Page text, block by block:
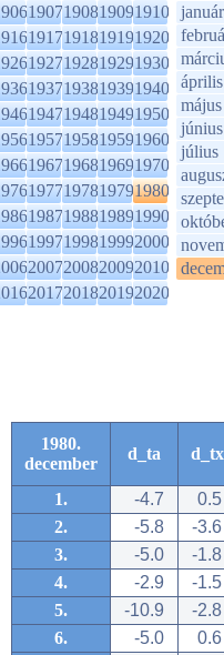
1907190819091910
1917191819191920
1927192819291930
1937193819391940
1947194819491950
1957195819591960
1967196819691970
1977197819791980
1987198819891990
1997199819992000
2007200820092010
2017201820192020
január
április
május
június
július
1980.
december
d_ta d_tx
1. -4.7
0.5
2.
-5.8
-3.6
3.
-5.0
-1.8
4.
-2.9
-1.5
5.
-10.9
-2.8
6.
-5.0
0.6